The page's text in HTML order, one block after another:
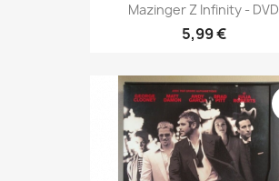
Mazinger Z Infinity - DVD
5,99 €